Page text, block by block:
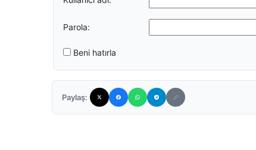
Parola:
Beni hatırla
Paylaş: